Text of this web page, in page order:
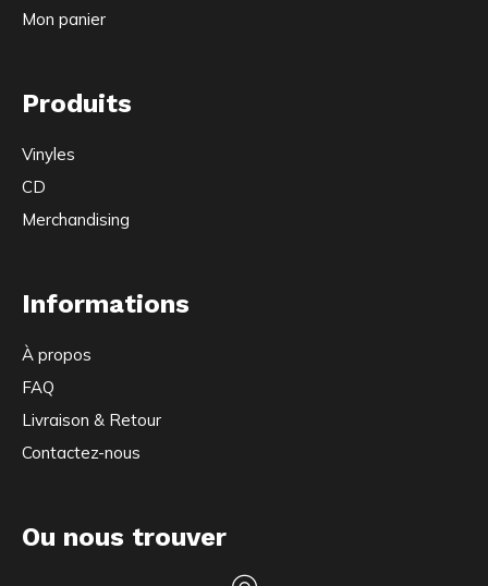
Mon panier
Produits
Vinyles
CD
Merchandising
Informations
À propos
FAQ
Livraison & Retour
Contactez-nous
Ou nous trouver